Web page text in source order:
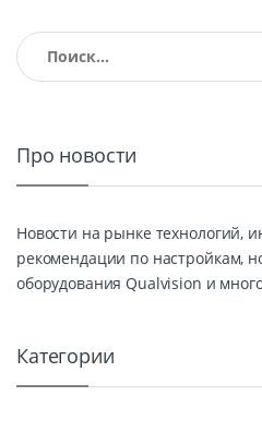
Найти:
Про новости
Новости на рынке технологий,
рекомендации по настройкам,
оборудования Qualvision и
Категории